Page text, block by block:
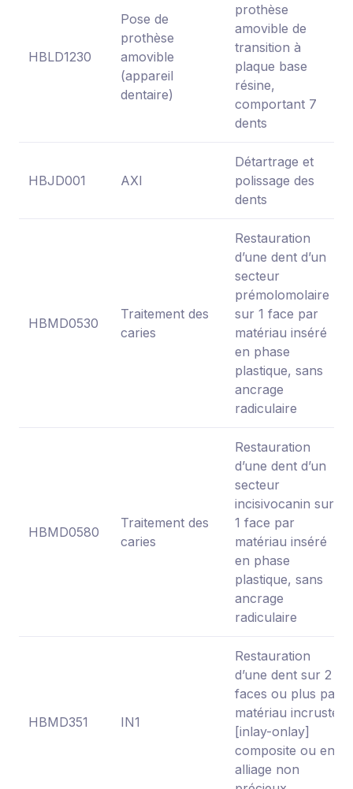
HBLD1230
Pose de
prothèse
amovible
(appareil
dentaire)
prothèse
amovible de
transition à
plaque base
résine,
comportant 7
dents
HBJD001 AXI
Détartrage et
polissage des
dents
HBMD0530
Traitement des
caries
Restauration
d’une dent d’un
secteur
prémolomolaire
sur 1 face par
matériau inséré
en phase
plastique, sans
ancrage
radiculaire
HBMD0580
Traitement des
caries
Restauration
d’une dent d’un
secteur
incisivocanin sur
1 face par
matériau inséré
en phase
plastique, sans
ancrage
radiculaire
HBMD351 IN1
Restauration
d’une dent sur 2
faces ou plus par
matériau incrusté
[inlay-onlay]
composite ou en
alliage non